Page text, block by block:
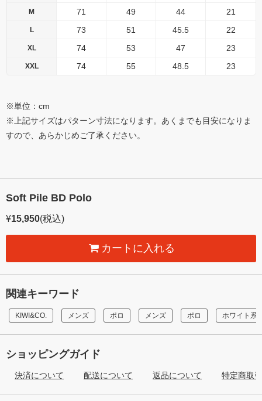
M 71 49 44 21
L 73 51 45.5 22
XL 74 53 47 23
XXL 74 55 48.5 23
※単位：cm
※上記サイズはパターン寸法になります。あくまでも目安になりま
すので、あらかじめご了承ください。
Soft Pile BD Polo
¥15,950(税込)
カートに入れる
関連キーワード
KIWI&CO. メンズ ポロ メンズ ポロ ホワイト系
ショッピングガイド
決済について 配送について 返品について 特定商取